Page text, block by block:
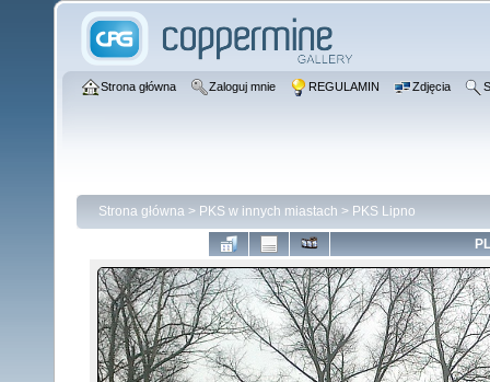
Strona główna Zaloguj mnie REGULAMIN Zdjęcia
Strona główna > PKS w innych miastach > PKS Lipno